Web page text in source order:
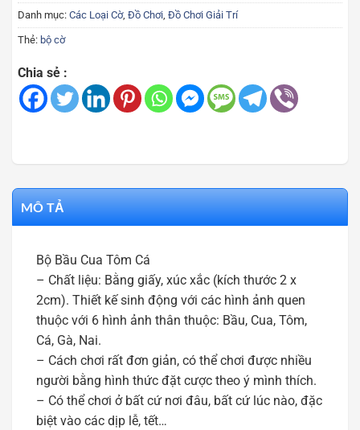
Danh mục: Các Loại Cờ, Đồ Chơi, Đồ Chơi Giải Trí
Thẻ: bộ cờ
Chia sẻ :
MÔ TẢ
Bộ Bầu Cua Tôm Cá
– Chất liệu: Bằng giấy, xúc xắc (kích thước 2 x
2cm). Thiết kế sinh động với các hình ảnh quen
thuộc với 6 hình ảnh thân thuộc: Bầu, Cua, Tôm,
Cá, Gà, Nai.
– Cách chơi rất đơn giản, có thể chơi được nhiều
người bằng hình thức đặt cược theo ý mình thích.
– Có thể chơi ở bất cứ nơi đâu, bất cứ lúc nào, đặc
biệt vào các dịp lễ, tết…